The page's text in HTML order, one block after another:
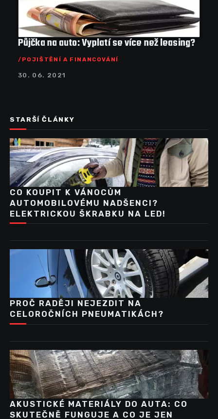
Půjčka na auto: Vyplatí se více než leasing?
POJIŠTĚNÍ A FINANCOVÁNÍ
30. 06. 2021
STARŠÍ ČLÁNKY
CO KOUPIT K VÁNOCŮM
AUTOMOBILOVÉMU NADŠENCI?
ELEKTRICKOU ŠKRABKU NA LED!
PROČ RADĚJI NEJEZDIT NA
CELOROČNÍCH PNEUMATIKÁCH?
AKUSTICKÉ MATERIÁLY DO AUTA: CO
SKUTEČNĚ FUNGUJE A CO JE JEN